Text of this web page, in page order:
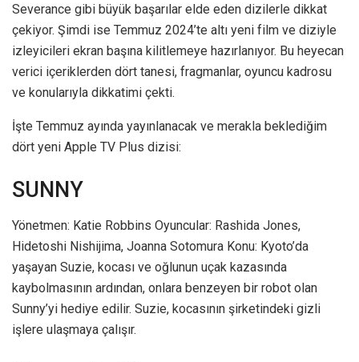
Severance gibi büyük başarılar elde eden dizilerle dikkat
çekiyor. Şimdi ise Temmuz 2024’te altı yeni film ve diziyle
izleyicileri ekran başına kilitlemeye hazırlanıyor. Bu heyecan
verici içeriklerden dört tanesi, fragmanlar, oyuncu kadrosu
ve konularıyla dikkatimi çekti.
İşte Temmuz ayında yayınlanacak ve merakla beklediğim
dört yeni Apple TV Plus dizisi:
SUNNY
Yönetmen: Katie Robbins Oyuncular: Rashida Jones,
Hidetoshi Nishijima, Joanna Sotomura Konu: Kyoto’da
yaşayan Suzie, kocası ve oğlunun uçak kazasında
kaybolmasının ardından, onlara benzeyen bir robot olan
Sunny’yi hediye edilir. Suzie, kocasının şirketindeki gizli
işlere ulaşmaya çalışır.